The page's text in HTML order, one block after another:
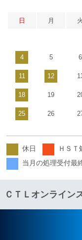
日 月 火
4 5 6
11 12
18 19
25 26
休日
ＨＳＴ
当月の処理受付最
ＣＴＬオンライン